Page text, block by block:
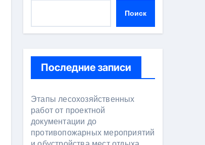
Поиск
Последние записи
Этапы лесохозяйственных
работ от проектной
документации до
противопожарных мероприятий